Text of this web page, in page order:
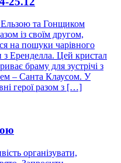
Ельзою та Гонщиком
із своїм другом,
на пошуки чарівного
з Еренделла. Цей кристал
браму для зустрічі з
– Санта Клаусом. У
герої разом з […]
організувати,